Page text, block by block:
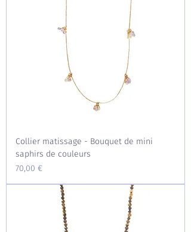
Collier matissage - Bouquet de mini
saphirs de couleurs
Prix
70,00 €